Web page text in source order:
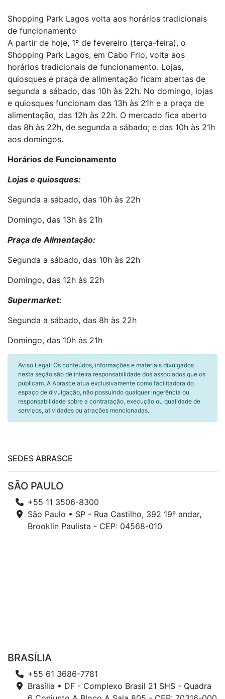
Shopping Park Lagos volta aos horários tradicionais
de funcionamento
A partir de hoje, 1º de fevereiro (terça-feira), o
Shopping Park Lagos, em Cabo Frio, volta aos
horários tradicionais de funcionamento. Lojas,
quiosques e praça de alimentação ficam abertas de
segunda a sábado, das 10h às 22h. No domingo, lojas
e quiosques funcionam das 13h às 21h e a praça de
alimentação, das 12h às 22h. O mercado fica aberto
das 8h às 22h, de segunda a sábado; e das 10h às 21h
aos domingos.
Horários de Funcionamento
Lojas e quiosques:
Segunda a sábado, das 10h às 22h
Domingo, das 13h às 21h
Praça de Alimentação:
Segunda a sábado, das 10h às 22h
Domingo, das 12h às 22h
Supermarket:
Segunda a sábado, das 8h às 22h
Domingo, das 10h às 21h
Aviso Legal: Os conteúdos, informações e materiais divulgados
nesta seção são de inteira responsabilidade dos associados que os
publicam. A Abrasce atua exclusivamente como facilitadora do
espaço de divulgação, não possuindo qualquer ingerência ou
responsabilidade sobre a contratação, execução ou qualidade de
serviços, atividades ou atrações mencionadas.
SEDES ABRASCE
SÃO PAULO
+55 11 3506-8300
São Paulo • SP - Rua Castilho, 392 19º andar,
Brooklin Paulista - CEP: 04568-010
BRASÍLIA
+55 61 3686-7781
Brasília • DF - Complexo Brasil 21 SHS - Quadra